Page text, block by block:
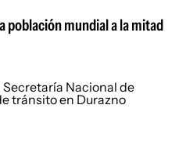
población mundial a la mitad